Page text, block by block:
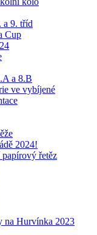
a 9. tříd
Cup
a 8.B
ve vybíjené
2024!
řetěz
na Hurvínka 2023